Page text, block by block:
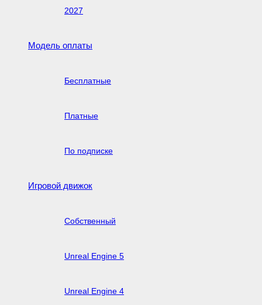
2027
Модель оплаты
Бесплатные
Платные
По подписке
Игровой движок
Собственный
Unreal Engine 5
Unreal Engine 4